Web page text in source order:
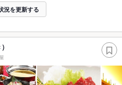
況を更新する